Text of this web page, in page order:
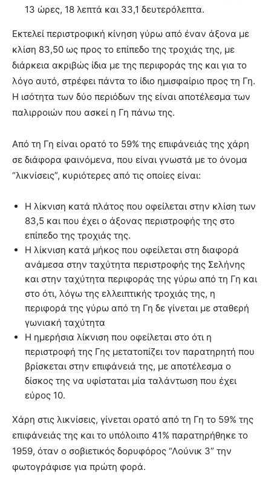
13 ώρες, 18 λεπτά και 33,1 δευτερόλεπτα.
Εκτελεί περιστροφική κίνηση γύρω από έναν άξονα με
κλίση 83,50 ως προς το επίπεδο της τροχιάς της, με
διάρκεια ακριβώς ίδια με της περιφοράς της και για το
λόγο αυτό, στρέφει πάντα το ίδιο ημισφαίριο προς τη Γη.
Η ισότητα των δύο περιόδων της είναι αποτέλεσμα των
παλιρροιών που ασκεί η Γη πάνω της.
Από τη Γη είναι ορατό το 59% της επιφάνειάς της χάρη
σε διάφορα φαινόμενα, που είναι γνωστά με το όνομα
“λικνίσεις”, κυριότερες από τις οποίες είναι:
Η λίκνιση κατά πλάτος που οφείλεται στην κλίση των
83,5 και που έχει ο άξονας περιστροφής της στο
επίπεδο της τροχιάς της.
Η λίκνιση κατά μήκος που οφείλεται στη διαφορά
ανάμεσα στην ταχύτητα περιστροφής της Σελήνης
και στην ταχύτητα περιφοράς της γύρω από τη Γη και
στο ότι, λόγω της ελλειπτικής τροχιάς της, η
περιφορά της γύρω από τη Γη δε γίνεται με σταθερή
γωνιακή ταχύτητα
Η ημερήσια λίκνιση που οφείλεται στο ότι η
περιστροφή της Γης μετατοπίζει τον παρατηρητή που
βρίσκεται στην επιφάνειά της, με αποτέλεσμα ο
δίσκος της να υφίσταται μία ταλάντωση που έχει
εύρος 10.
Χάρη στις λικνίσεις, γίνεται ορατό από τη Γη το 59% της
επιφάνειάς της και το υπόλοιπο 41% παρατηρήθηκε το
1959, όταν ο σοβιετικός δορυφόρος “Λούνικ 3” την
φωτογράφισε για πρώτη φορά.